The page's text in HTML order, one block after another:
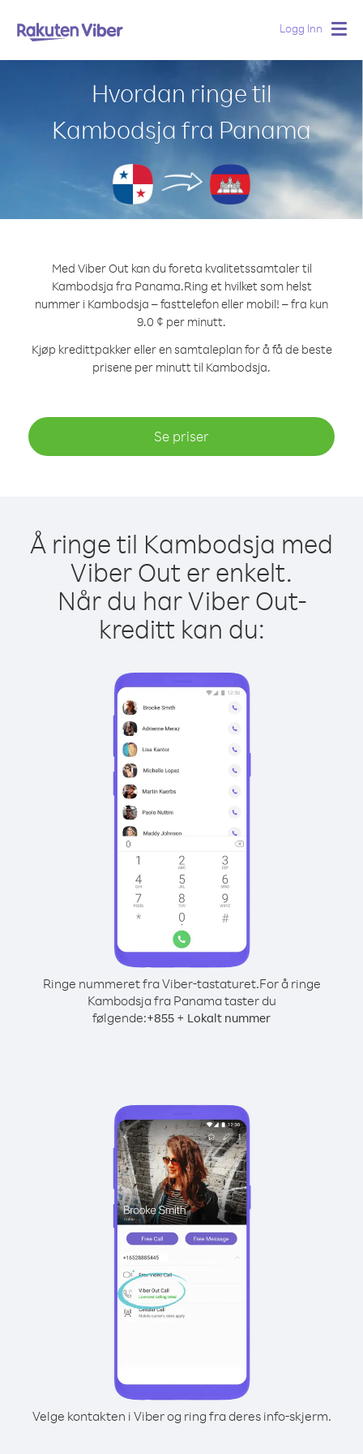
Logg Inn
Hvordan ringe til
Kambodsja fra Panama
Med Viber Out kan du foreta kvalitetssamtaler til
Kambodsja fra Panama.Ring et hvilket som helst
nummer i Kambodsja – fasttelefon eller mobil! – fra kun
9.0 ¢ per minutt.
Kjøp kredittpakker eller en samtaleplan for å få de beste
prisene per minutt til Kambodsja.
Se priser
Å ringe til Kambodsja med
Viber Out er enkelt.
Når du har Viber Out-
kreditt kan du:
Ringe nummeret fra Viber-tastaturet.For å ringe
Kambodsja fra Panama taster du
følgende:+855 + Lokalt nummer
Velge kontakten i Viber og ring fra deres info-skjerm.